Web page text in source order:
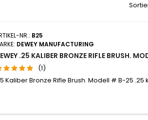
NR.: B25
DEWEY MANUFACTURING
.25 KALIBER BRONZE RIFLE BRUSH.
(1)
Kaliber Bronze Rifle Brush. Modell # B-25 .25